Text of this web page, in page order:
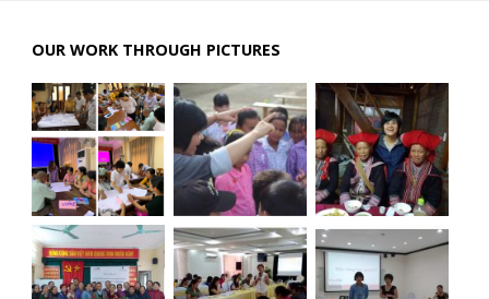
tài
chính
vi
mô
(Quyết
OUR WORK THROUGH PICTURES